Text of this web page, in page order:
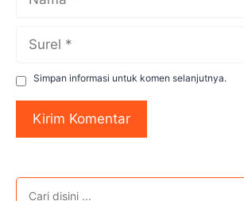
Simpan informasi untuk komen selanjutnya.
Search